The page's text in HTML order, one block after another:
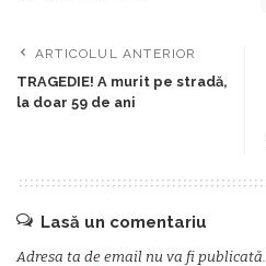
ARTICOLUL ANTERIOR
TRAGEDIE! A murit pe stradă,
la doar 59 de ani
Lasă un comentariu
Adresa ta de email nu va fi publicată.